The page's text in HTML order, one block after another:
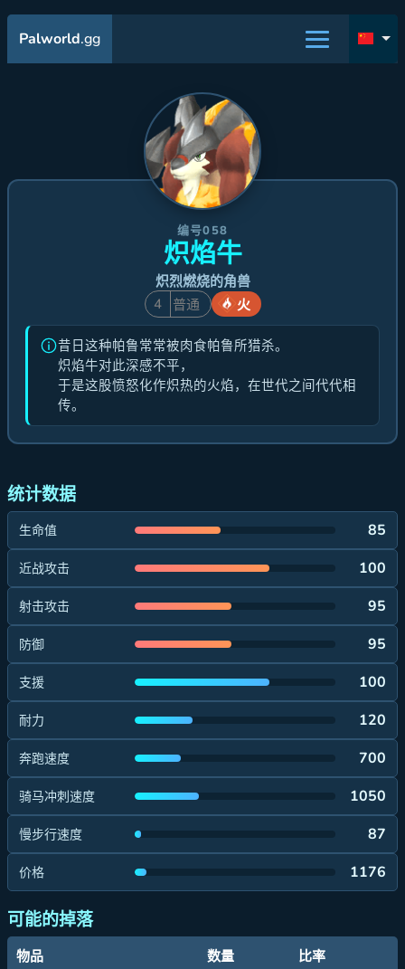
Palworld.gg
编号058
炽焰牛
炽烈燃烧的角兽
4
普通 火
昔日这种帕鲁常常被肉食帕鲁所猎杀。
炽焰牛对此深感不平，
于是这股愤怒化作炽热的火焰，在世代之间代代相
传。
统计数据
生命值 85
近战攻击 100
射击攻击 95
防御 95
支援 100
耐力 120
奔跑速度 700
骑马冲刺速度 1050
慢步行速度 87
价格 1176
可能的掉落
物品 数量 比率